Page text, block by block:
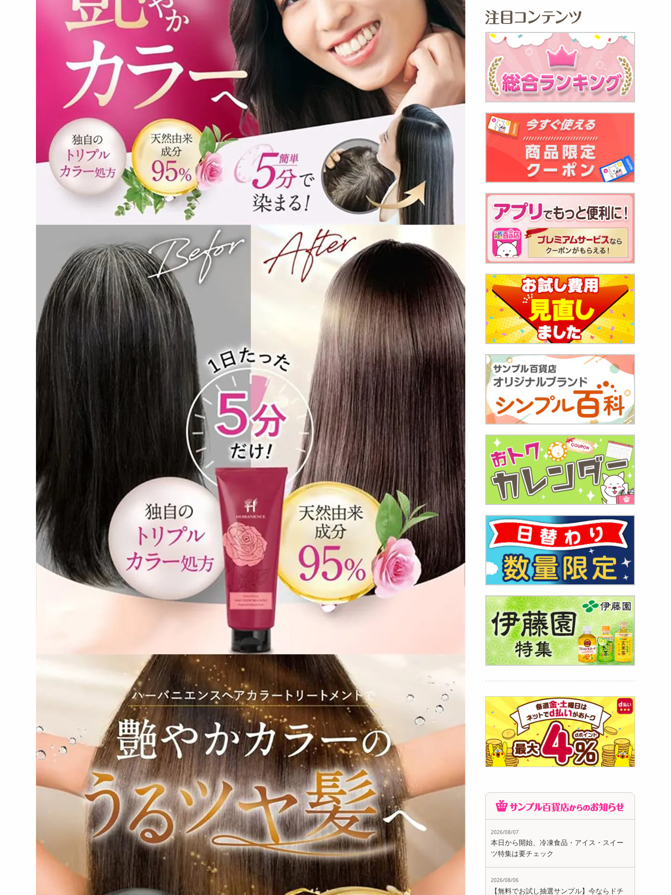
2026/08/07
本日から開始、冷凍食品・アイス・スイー
ツ特集は要チェック
2026/08/06
【無料でお試し抽選サンプル】今ならドチ